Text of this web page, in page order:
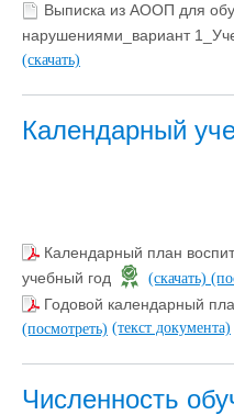
Выписка из АООП для
нарушениями_вариант
(скачать)
Календарный
Календарный план
учебный год
(скачать)
Годовой календарный
(посмотреть) (текст документа)
Численность